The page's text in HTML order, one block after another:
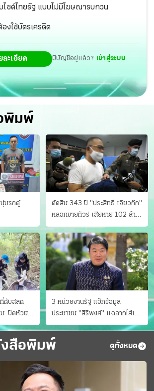
ไซต์ไทยรัฐ แบบไม่มีโฆษณารบกวน
งใช้บัตรเครดิต
ละเอียด มีบัญชีอยู่แล้ว? เข้าสู่ระบบ
พิมพ์
มรถตู้
ตัดสิน 343 ปี "ประสิทธิ์ เจียวก๊ก"
หลอกขายทัวร์ เสียหาย 102 ล้าน
มีเหยื่อ 173 คน
ที่ดับสลด
ม. ปิดห้วย
3 หน่วยงานรัฐ แฮ็กข้อมูล
ประชาชน "สิริพงศ์" แฉลากไส้เอง
"หนู" กอด "หนิม" สยบลือ
สือพิมพ์ ดูทั้งหมด